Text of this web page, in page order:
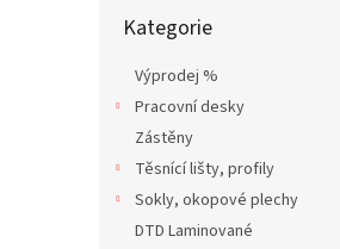
kategorie
Kategorie
Výprodej %
Pracovní desky
Zástěny
Těsnící lišty, profily
Sokly, okopové plechy
DTD Laminované